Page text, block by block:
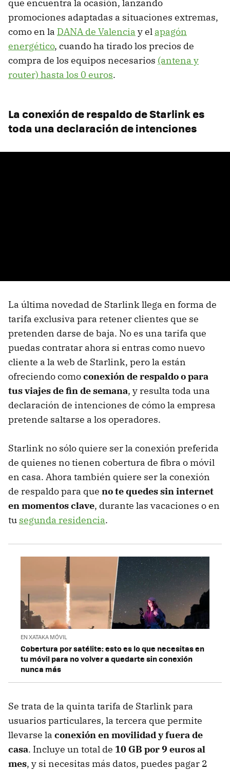
que encuentra la ocasión, lanzando
promociones adaptadas a situaciones extremas,
como en la DANA de Valencia y el apagón
energético, cuando ha tirado los precios de
compra de los equipos necesarios (antena y
router) hasta los 0 euros.
La conexión de respaldo de Starlink es
toda una declaración de intenciones
La última novedad de Starlink llega en forma de
tarifa exclusiva para retener clientes que se
pretenden darse de baja. No es una tarifa que
puedas contratar ahora si entras como nuevo
cliente a la web de Starlink, pero la están
ofreciendo comoconexión de respaldo o para
tus viajes de fin de semana, y resulta toda una
declaración de intenciones de cómo la empresa
pretende saltarse a los operadores.
Starlink no sólo quiere ser la conexión preferida
de quienes no tienen cobertura de fibra o móvil
en casa. Ahora también quiere ser la conexión
de respaldo para que no te quedes sin internet
en momentos clave, durante las vacaciones o en
tu segunda residencia.
EN XATAKA MÓVIL
Cobertura por satélite: esto es lo que necesitas en
tu móvil para no volver a quedarte sin conexión
nunca más
Se trata de la quinta tarifa de Starlink para
usuarios particulares, la tercera que permite
llevarse la conexión en movilidad y fuera de
casa. Incluye un total de 10 GB por 9 euros al
mes, y si necesitas más datos, puedes pagar 2